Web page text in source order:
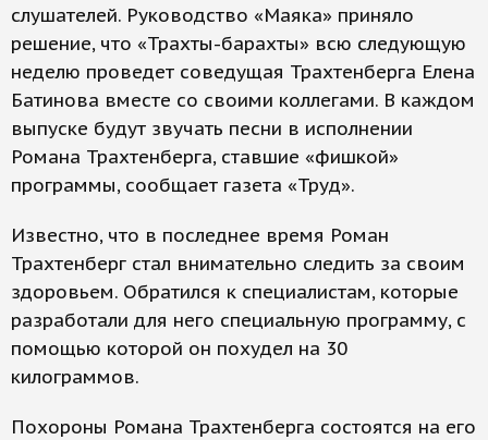
слушателей. Руководство «Маяка» приняло
решение, что «Трахты-барахты» всю следующую
неделю проведет соведущая Трахтенберга Елена
Батинова вместе со своими коллегами. В каждом
выпуске будут звучать песни в исполнении
Романа Трахтенберга, ставшие «фишкой»
программы, сообщает газета «Труд».
Известно, что в последнее время Роман
Трахтенберг стал внимательно следить за своим
здоровьем. Обратился к специалистам, которые
разработали для него специальную программу, с
помощью которой он похудел на 30
килограммов.
Похороны Романа Трахтенберга состоятся на его